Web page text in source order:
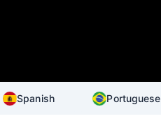
Spanish Portuguese